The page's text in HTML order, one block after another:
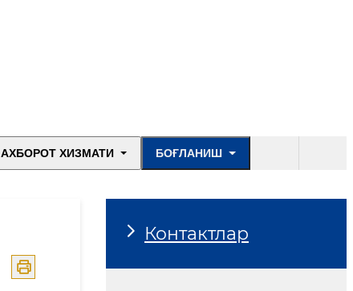
АХБОРОТ ХИЗМАТИ БОҒЛАНИШ
Контактлар